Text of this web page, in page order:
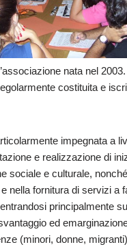
nata nel
costituita e
impegnata a
e realizzazione di
sociale e culturale,
nella fornitura di servizi a
principalmente
ed
(minori, donne,